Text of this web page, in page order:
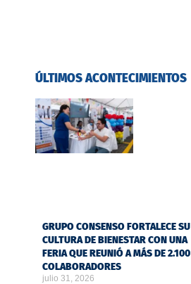
ÚLTIMOS ACONTECIMIENTOS
GRUPO CONSENSO FORTALECE SU
CULTURA DE BIENESTAR CON UNA
FERIA QUE REUNIÓ A MÁS DE 2.100
COLABORADORES
julio 31, 2026